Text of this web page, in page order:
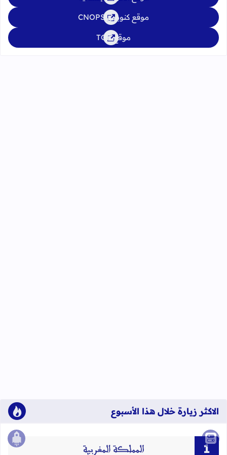
موقع كنوبس CNOPS
موقع TGR
الاكثر زيارة خلال هذا الأسبوع